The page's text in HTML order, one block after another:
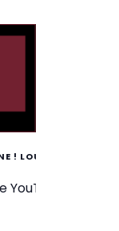
! LOUANGE,
YouTube.